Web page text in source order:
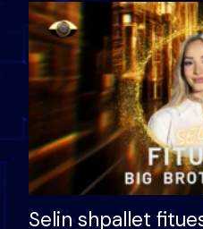
Selin shpallet